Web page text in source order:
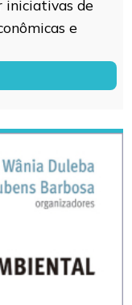
iniciativas de
e